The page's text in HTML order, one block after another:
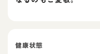
健康状態